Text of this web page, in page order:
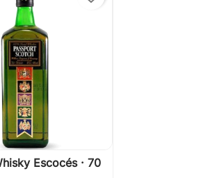
Vista rápida
Escocés · 70